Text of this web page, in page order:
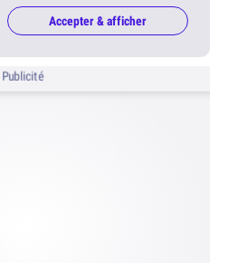
Accepter & afficher
Publicité